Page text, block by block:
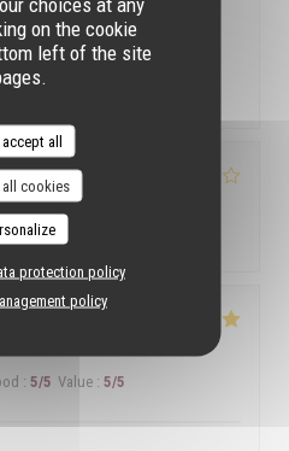
on the cookie
left of the site
accept all
all cookies
protection policy
policy
et surtout la qualité dans
pour son professionnalisme et
!
: 4/5 Value
: 5/5 Value : 5/5